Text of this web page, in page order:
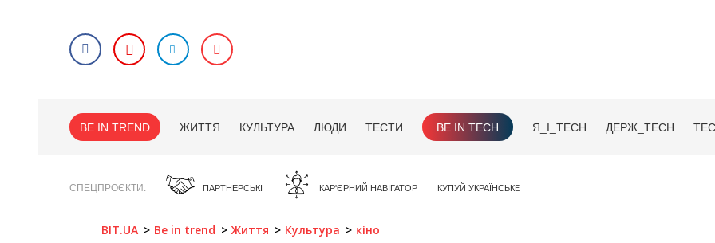
BE IN TREND ЖИТТЯ КУЛЬТУРА ЛЮДИ ТЕСТИ BE IN TECH Я_І_TECH ДЕРЖ_TECH
СПЕЦПРОЄКТИ ПАРТНЕРСЬКІ КАР'ЄРНИЙ НАВІГАТОР КУПУЙ УКРАЇНСЬКЕ
BIT.UA Be in trend Життя Культура кіно